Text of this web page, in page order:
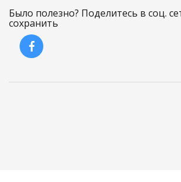
Было полезно? Поделитесь в соц.
сохранить